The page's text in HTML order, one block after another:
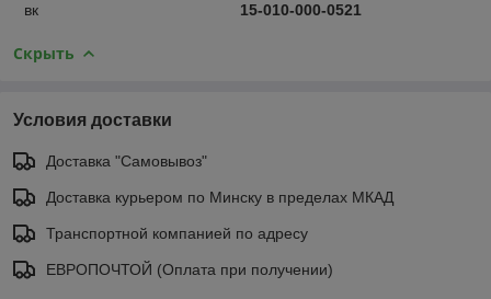
вк
15-010-000-0521
Скрыть
Условия доставки
Доставка "Самовывоз"
Доставка курьером по Минску в пределах МКАД
Транспортной компанией по адресу
ЕВРОПОЧТОЙ (Оплата при получении)